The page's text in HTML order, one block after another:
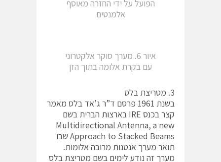
הפועל על ידי החזרה מאוסף
אלמנטים
איור 6. מערך סוקר אלקטרוני
עם בקרת אלומה בתוך הזן
3. מטריצת בלס
בשנת 1961 פרסם ד”ר ג’אד בלס מאמר
קצר בכנס IRE בארצות הברית בשם
Multidirectional Antenna, a new
Approach to Stacked Beams שבו
תואר מערך אנטנות מרובה אלומות.
מערך זה נודע לימים בשם מטריצת בלס